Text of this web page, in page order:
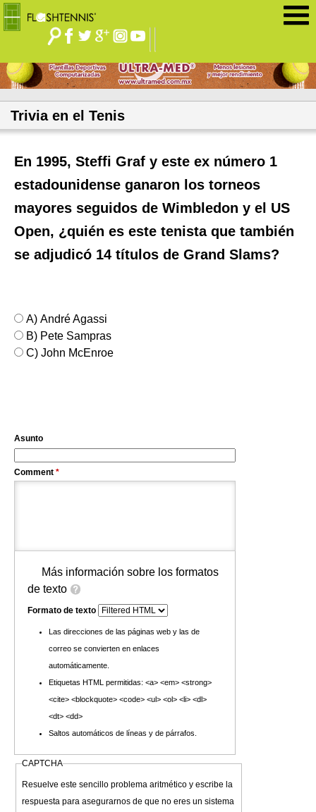
Trivia en el Tenis
En 1995, Steffi Graf y este ex número 1
estadounidense ganaron los torneos
mayores seguidos de Wimbledon y el US
Open, ¿quién es este tenista que también
se adjudicó 14 títulos de Grand Slams?
A) André Agassi
B) Pete Sampras
C) John McEnroe
Asunto
Comment *
Más información sobre los formatos
de texto
Formato de texto
Las direcciones de las páginas web y las de
correo se convierten en enlaces
automáticamente.
Etiquetas HTML permitidas: <a> <em> <strong>
<cite> <blockquote> <code> <ul> <ol> <li> <dl>
<dt> <dd>
Saltos automáticos de líneas y de párrafos.
CAPTCHA
Resuelve este sencillo problema aritmético y escribe la
respuesta para asegurarnos de que no eres un sistema